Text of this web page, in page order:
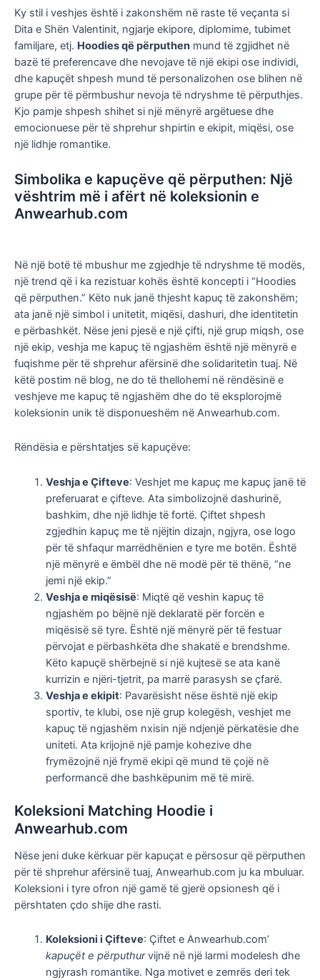
Ky stil i veshjes është i zakonshëm në raste të veçanta si
Dita e Shën Valentinit, ngjarje ekipore, diplomime, tubimet
familjare, etj. Hoodies që përputhen mund të zgjidhet në
bazë të preferencave dhe nevojave të një ekipi ose individi,
dhe kapuçët shpesh mund të personalizohen ose blihen në
grupe për të përmbushur nevoja të ndryshme të përputhjes.
Kjo pamje shpesh shihet si një mënyrë argëtuese dhe
emocionuese për të shprehur shpirtin e ekipit, miqësi, ose
një lidhje romantike.
Simbolika e kapuçëve që përputhen: Një
vështrim më i afërt në koleksionin e
Anwearhub.com
Në një botë të mbushur me zgjedhje të ndryshme të modës,
një trend që i ka rezistuar kohës është koncepti i “Hoodies
që përputhen.” Këto nuk janë thjesht kapuç të zakonshëm;
ata janë një simbol i unitetit, miqësi, dashuri, dhe identitetin
e përbashkët. Nëse jeni pjesë e një çifti, një grup miqsh, ose
një ekip, veshja me kapuç të ngjashëm është një mënyrë e
fuqishme për të shprehur afërsinë dhe solidaritetin tuaj. Në
këtë postim në blog, ne do të thellohemi në rëndësinë e
veshjeve me kapuç të ngjashëm dhe do të eksplorojmë
koleksionin unik të disponueshëm në Anwearhub.com.
Rëndësia e përshtatjes së kapuçëve:
Veshja e Çifteve: Veshjet me kapuç me kapuç janë të
preferuarat e çifteve. Ata simbolizojnë dashurinë,
bashkim, dhe një lidhje të fortë. Çiftet shpesh
zgjedhin kapuç me të njëjtin dizajn, ngjyra, ose logo
për të shfaqur marrëdhënien e tyre me botën. Është
një mënyrë e ëmbël dhe në modë për të thënë, “ne
jemi një ekip.”
Veshja e miqësisë: Miqtë që veshin kapuç të
ngjashëm po bëjnë një deklaratë për forcën e
miqësisë së tyre. Është një mënyrë për të festuar
përvojat e përbashkëta dhe shakatë e brendshme.
Këto kapuçë shërbejnë si një kujtesë se ata kanë
kurrizin e njëri-tjetrit, pa marrë parasysh se çfarë.
Veshja e ekipit: Pavarësisht nëse është një ekip
sportiv, te klubi, ose një grup kolegësh, veshjet me
kapuç të ngjashëm nxisin një ndjenjë përkatësie dhe
uniteti. Ata krijojnë një pamje kohezive dhe
frymëzojnë një frymë ekipi që mund të çojë në
performancë dhe bashkëpunim më të mirë.
Koleksioni Matching Hoodie i
Anwearhub.com
Nëse jeni duke kërkuar për kapuçat e përsosur që përputhen
për të shprehur afërsinë tuaj, Anwearhub.com ju ka mbuluar.
Koleksioni i tyre ofron një gamë të gjerë opsionesh që i
përshtaten çdo shije dhe rasti.
Koleksioni i Çifteve: Çiftet e Anwearhub.com’
kapuçët e përputhurvijnë në një larmi modelesh dhe
ngjyrash romantike. Nga motivet e zemrës deri tek